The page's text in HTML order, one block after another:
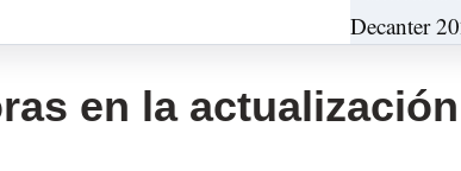
en la actualización